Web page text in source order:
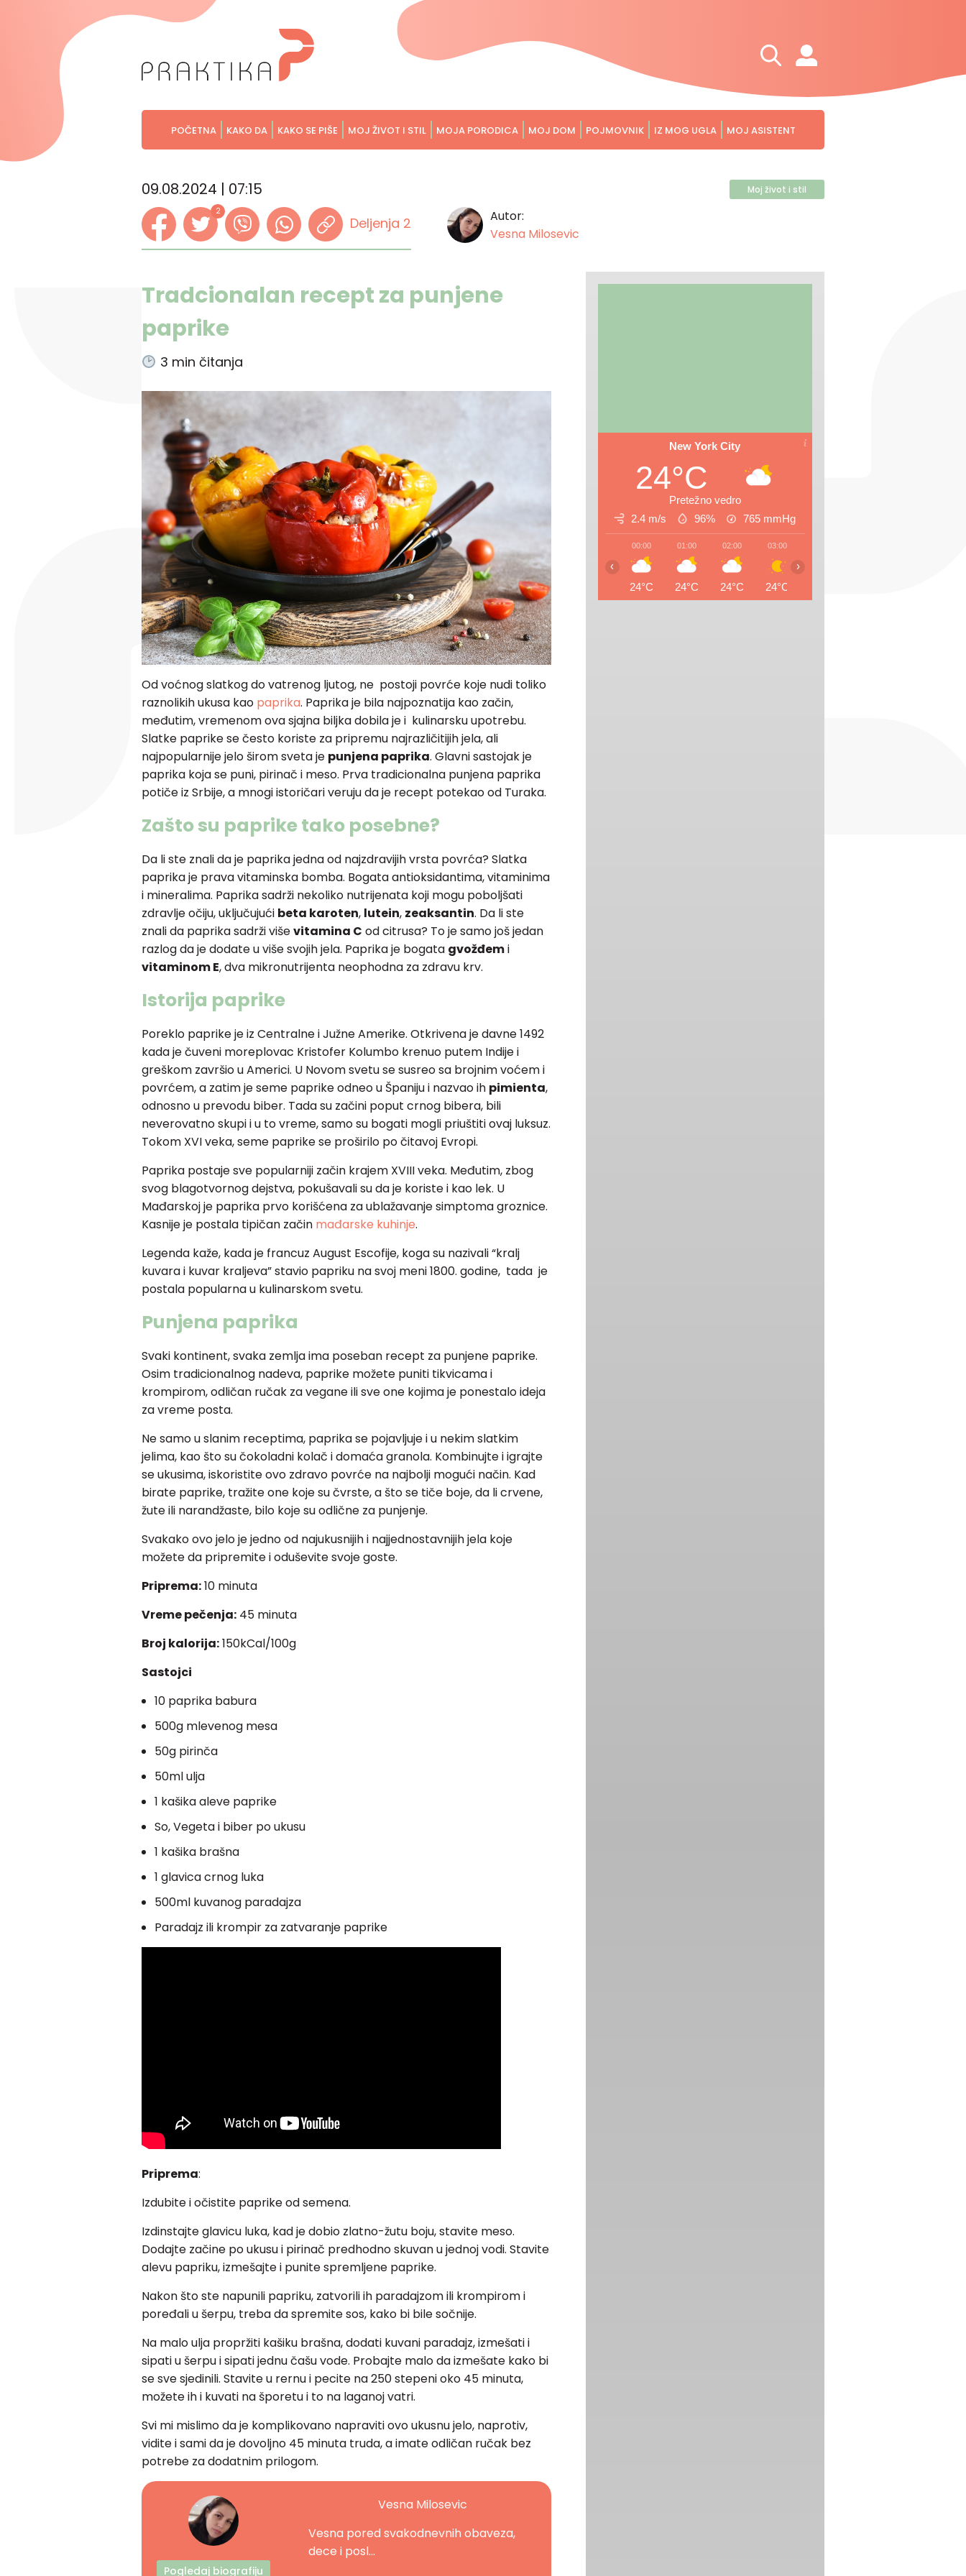
POČETNA KAKO DA KAKO SE PIŠE MOJ ŽIVOT I STIL MOJA PORODICA MOJ DOM POJMOVNIK IZ MOG UGLA MOJ ASISTENT
09.08.2024 | 07:15 Moj život i stil
2
Deljenja 2
Autor:
Vesna Milosevic
Tradcionalan recept za punjene
paprike
3 min čitanja
Od voćnog slatkog do vatrenog ljutog, ne postoji povrće koje nudi toliko
raznolikih ukusa kao paprika. Paprika je bila najpoznatija kao začin,
međutim, vremenom ova sjajna biljka dobila je i kulinarsku upotrebu.
Slatke paprike se često koriste za pripremu najrazličitijih jela, ali
najpopularnije jelo širom sveta je punjena paprika. Glavni sastojak je
paprika koja se puni, pirinač i meso. Prva tradicionalna punjena paprika
potiče iz Srbije, a mnogi istoričari veruju da je recept potekao od Turaka.
Zašto su paprike tako posebne?
Da li ste znali da je paprika jedna od najzdravijih vrsta povrća? Slatka
paprika je prava vitaminska bomba. Bogata antioksidantima, vitaminima
i mineralima. Paprika sadrži nekoliko nutrijenata koji mogu poboljšati
zdravlje očiju, uključujući beta karoten, lutein, zeaksantin. Da li ste
znali da paprika sadrži viševitamina C od citrusa? To je samo još jedan
razlog da je dodate u više svojih jela. Paprika je bogata gvožđemi
vitaminom E, dva mikronutrijenta neophodna za zdravu krv.
Istorija paprike
Poreklo paprike je iz Centralne i Južne Amerike. Otkrivena je davne 1492
kada je čuveni moreplovac Kristofer Kolumbo krenuo putem Indije i
greškom završio u Americi. U Novom svetu se susreo sa brojnim voćem i
povrćem, a zatim je seme paprike odneo u Španiju i nazvao ih pimienta,
odnosno u prevodu biber. Tada su začini poput crnog bibera, bili
neverovatno skupi i u to vreme, samo su bogati mogli priuštiti ovaj luksuz.
Tokom XVI veka, seme paprike se proširilo po čitavoj Evropi.
Paprika postaje sve popularniji začin krajem XVIII veka. Međutim, zbog
svog blagotvornog dejstva, pokušavali su da je koriste i kao lek. U
Mađarskoj je paprika prvo korišćena za ublažavanje simptoma groznice.
Kasnije je postala tipičan začin mađarske kuhinje.
Legenda kaže, kada je francuz August Escofije, koga su nazivali “kralj
kuvara i kuvar kraljeva” stavio papriku na svoj meni 1800. godine, tada je
postala popularna u kulinarskom svetu.
Punjena paprika
Svaki kontinent, svaka zemlja ima poseban recept za punjene paprike.
Osim tradicionalnog nadeva, paprike možete puniti tikvicama i
krompirom, odličan ručak za vegane ili sve one kojima je ponestalo ideja
za vreme posta.
Ne samo u slanim receptima, paprika se pojavljuje i u nekim slatkim
jelima, kao što su čokoladni kolač i domaća granola. Kombinujte i igrajte
se ukusima, iskoristite ovo zdravo povrće na najbolji mogući način. Kad
birate paprike, tražite one koje su čvrste, a što se tiče boje, da li crvene,
žute ili narandžaste, bilo koje su odlične za punjenje.
Svakako ovo jelo je jedno od najukusnijih i najjednostavnijih jela koje
možete da pripremite i oduševite svoje goste.
Priprema:10 minuta
Vreme pečenja: 45 minuta
Broj kalorija:150kCal/100g
Sastojci
10 paprika babura
500g mlevenog mesa
50g pirinča
50ml ulja
1 kašika aleve paprike
So, Vegeta i biber po ukusu
1 kašika brašna
1 glavica crnog luka
500ml kuvanog paradajza
Paradajz ili krompir za zatvaranje paprike
Priprema:
Izdubite i očistite paprike od semena.
Izdinstajte glavicu luka, kad je dobio zlatno-žutu boju, stavite meso.
Dodajte začine po ukusu i pirinač predhodno skuvan u jednoj vodi. Stavite
alevu papriku, izmešajte i punite spremljene paprike.
Nakon što ste napunili papriku, zatvorili ih paradajzom ili krompirom i
poređali u šerpu, treba da spremite sos, kako bi bile sočnije.
Na malo ulja propržiti kašiku brašna, dodati kuvani paradajz, izmešati i
sipati u šerpu i sipati jednu čašu vode. Probajte malo da izmešate kako bi
se sve sjedinili. Stavite u rernu i pecite na 250 stepeni oko 45 minuta,
možete ih i kuvati na šporetu i to na laganoj vatri.
Svi mi mislimo da je komplikovano napraviti ovo ukusnu jelo, naprotiv,
vidite i sami da je dovoljno 45 minuta truda, a imate odličan ručak bez
potrebe za dodatnim prilogom.
Pogledaj biografiju
Vesna Milosevic
Vesna pored svakodnevnih obaveza,
dece i posl...
New York City
24°C
Pretežno vedro
2.4 m/s
96% 765 mmHg
00:00
24°C
01:00
24°C
02:00
24°C
03:00
24°C
‹ ›